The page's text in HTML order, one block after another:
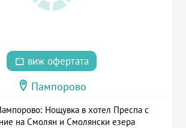
виж офертата
Пампорово
Нощувка в хотел Преспа с
на Смолян и Смолянски езера